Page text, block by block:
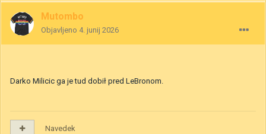
Mutombo
Objavljeno 4. junij 2026
Darko Milicic ga je tud dobił pred LeBronom.
Navedek